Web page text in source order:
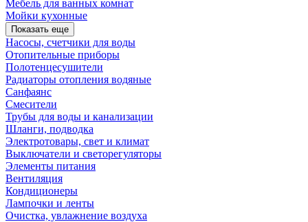
Мебель для ванных комнат
Мойки кухонные
Показать еще
Насосы, счетчики для воды
Отопительные приборы
Полотенцесушители
Радиаторы отопления водяные
Санфаянс
Смесители
Трубы для воды и канализации
Шланги, подводка
Электротовары, свет и климат
Выключатели и светорегуляторы
Элементы питания
Вентиляция
Кондиционеры
Лампочки и ленты
Очистка, увлажнение воздуха